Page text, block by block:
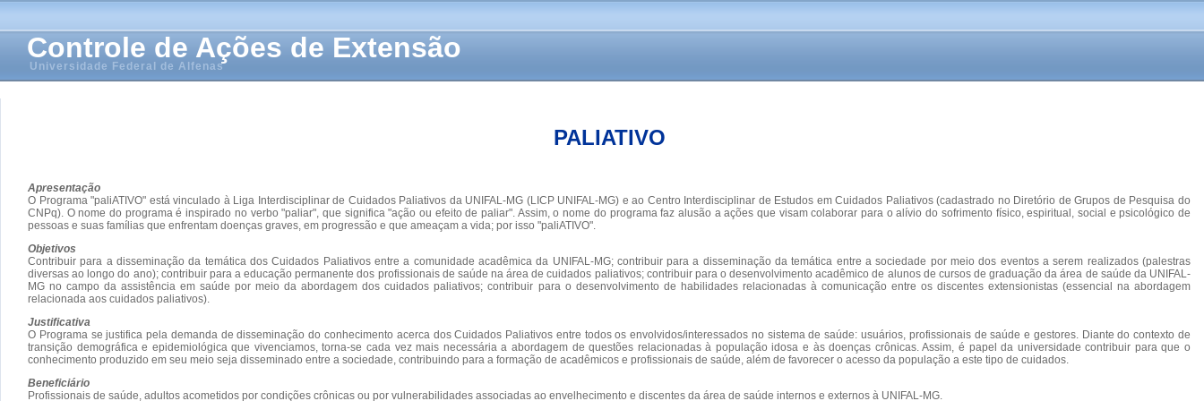
Controle de Ações de Extensão
Universidade Federal de Alfenas
PALIATIVO
Apresentação
O Programa "paliATIVO" está vinculado à Liga Interdisciplinar de Cuidados Paliativos da UNIFAL-MG (LICP UNIFAL-MG) e ao Centro Interdisciplinar de Estudos em Cuidados Paliativos (cadastrado no Diretório de Grupos de Pesquisa do
CNPq). O nome do programa é inspirado no verbo "paliar", que significa "ação ou efeito de paliar". Assim, o nome do programa faz alusão a ações que visam colaborar para o alívio do sofrimento físico, espiritual, social e psicológico de
pessoas e suas famílias que enfrentam doenças graves, em progressão e que ameaçam a vida; por isso "paliATIVO".
Objetivos
Contribuir para a disseminação da temática dos Cuidados Paliativos entre a comunidade acadêmica da UNIFAL-MG; contribuir para a disseminação da temática entre a sociedade por meio dos eventos a serem realizados (palestras
diversas ao longo do ano); contribuir para a educação permanente dos profissionais de saúde na área de cuidados paliativos; contribuir para o desenvolvimento acadêmico de alunos de cursos de graduação da área de saúde da UNIFAL-
MG no campo da assistência em saúde por meio da abordagem dos cuidados paliativos; contribuir para o desenvolvimento de habilidades relacionadas à comunicação entre os discentes extensionistas (essencial na abordagem
relacionada aos cuidados paliativos).
Justificativa
O Programa se justifica pela demanda de disseminação do conhecimento acerca dos Cuidados Paliativos entre todos os envolvidos/interessados no sistema de saúde: usuários, profissionais de saúde e gestores. Diante do contexto de
transição demográfica e epidemiológica que vivenciamos, torna-se cada vez mais necessária a abordagem de questões relacionadas à população idosa e às doenças crônicas. Assim, é papel da universidade contribuir para que o
conhecimento produzido em seu meio seja disseminado entre a sociedade, contribuindo para a formação de acadêmicos e profissionais de saúde, além de favorecer o acesso da população a este tipo de cuidados.
Beneficiário
Profissionais de saúde, adultos acometidos por condições crônicas ou por vulnerabilidades associadas ao envelhecimento e discentes da área de saúde internos e externos à UNIFAL-MG.